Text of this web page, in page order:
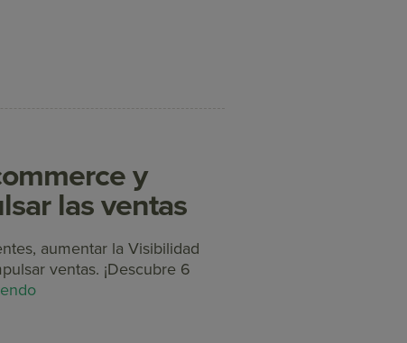
y
las ventas
aumentar la Visibilidad
ventas. ¡Descubre 6